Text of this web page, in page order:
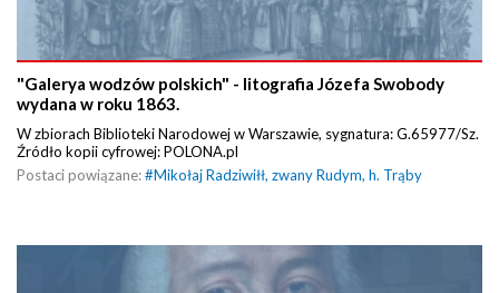
"Galerya wodzów polskich" - litografia Józefa Swobody
wydana w roku 1863.
W zbiorach Biblioteki Narodowej w Warszawie, sygnatura: G.65977/Sz.
Źródło kopii cyfrowej: POLONA.pl
Postaci powiązane:#Mikołaj Radziwiłł, zwany Rudym, h. Trąby